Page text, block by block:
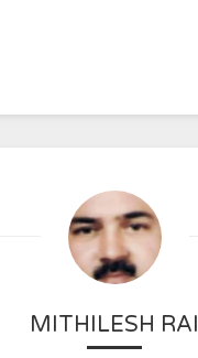
MITHILESH RAI